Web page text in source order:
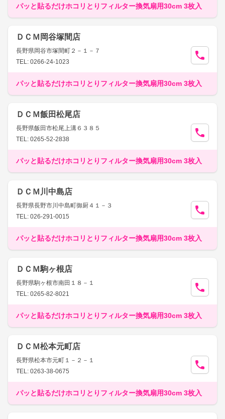
パッと貼るだけホコリとりフィルター換気扇用30cm 3枚入
ＤＣＭ岡谷塚間店
長野県岡谷市塚間町２－１－７
TEL: 0266-24-1023
パッと貼るだけホコリとりフィルター換気扇用30cm 3枚入
ＤＣＭ飯田松尾店
長野県飯田市松尾上溝６３８５
TEL: 0265-52-2838
パッと貼るだけホコリとりフィルター換気扇用30cm 3枚入
ＤＣＭ川中島店
長野県長野市川中島町御厨４１－３
TEL: 026-291-0015
パッと貼るだけホコリとりフィルター換気扇用30cm 3枚入
ＤＣＭ駒ヶ根店
長野県駒ヶ根市南田１８－１
TEL: 0265-82-8021
パッと貼るだけホコリとりフィルター換気扇用30cm 3枚入
ＤＣＭ松本元町店
長野県松本市元町１－２－１
TEL: 0263-38-0675
パッと貼るだけホコリとりフィルター換気扇用30cm 3枚入